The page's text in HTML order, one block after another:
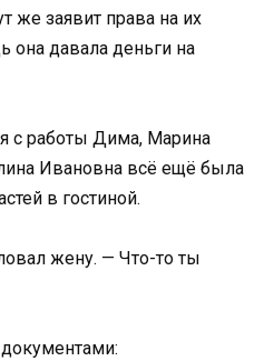
же заявит права на их
давала деньги на
с работы Дима, Марина
Ивановна всё ещё была
в гостиной.
жену. — Что-то ты